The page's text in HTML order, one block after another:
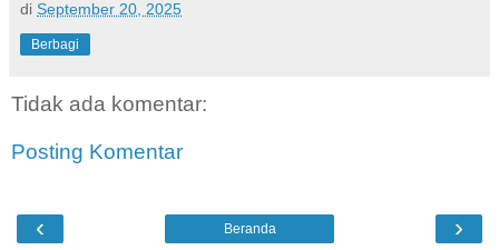
di September 20, 2025
Berbagi
Tidak ada komentar:
Posting Komentar
‹ ›
Beranda